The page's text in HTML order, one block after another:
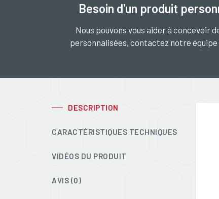
Besoin d'un produit
Nous pouvons vous aider à concevoir
personnalisées, contactez notre équipe
DESCRIPTION
CARACTÉRISTIQUES TECHNIQUES
VIDÉOS DU PRODUIT
AVIS (0)